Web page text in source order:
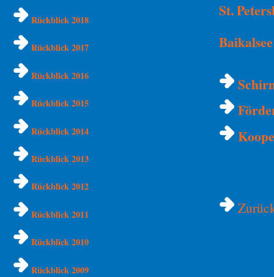
Rückblick 2018
Rückblick 2017
Rückblick 2016
Rückblick 2015
Rückblick 2014
Rückblick 2013
Rückblick 2012
Rückblick 2011
Rückblick 2010
Rückblick 2009
St.
Baikalsee